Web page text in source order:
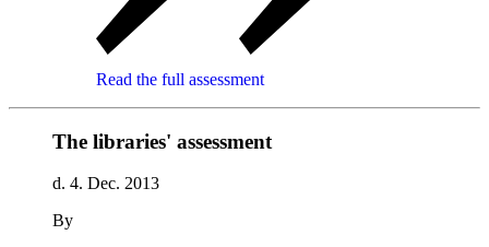
Read the full assessment
The libraries' assessment
d. 4. Dec. 2013
By